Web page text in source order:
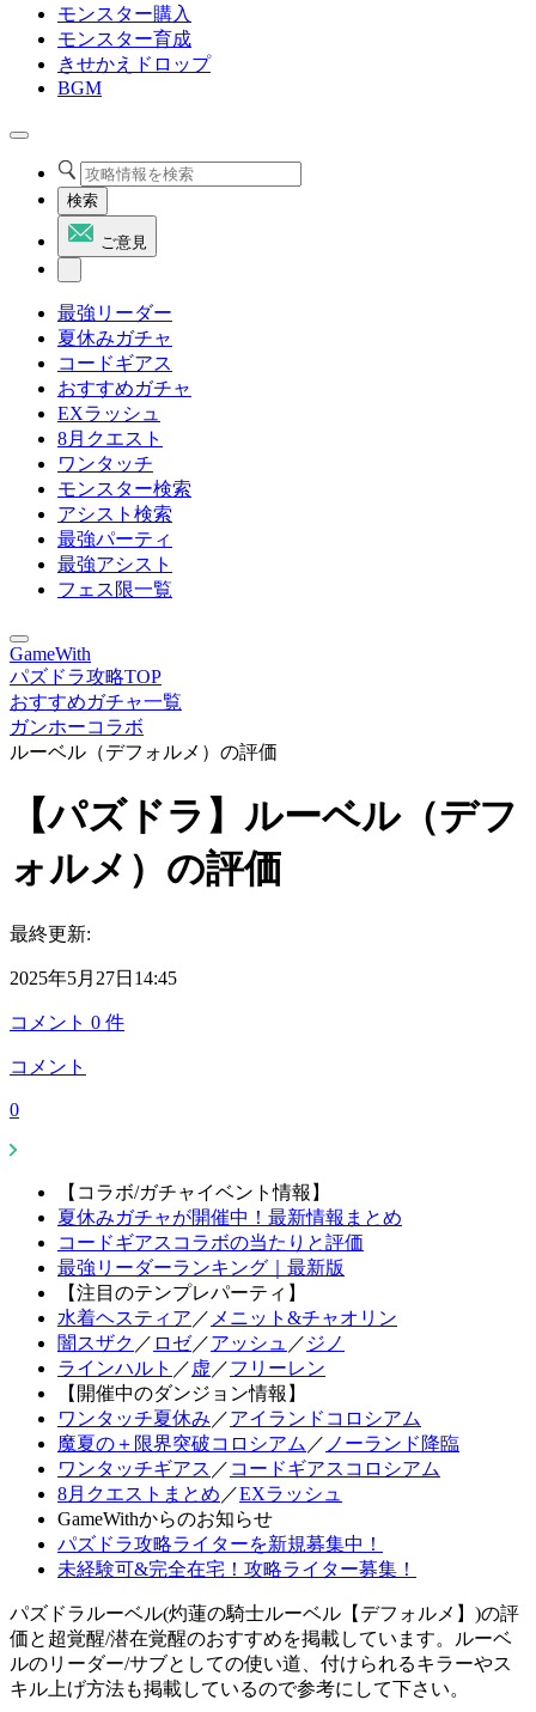
モンスター購入
モンスター育成
きせかえドロップ
BGM
検索
ご意見
最強リーダー
夏休みガチャ
コードギアス
おすすめガチャ
EXラッシュ
8月クエスト
ワンタッチ
モンスター検索
アシスト検索
最強パーティ
最強アシスト
フェス限一覧
GameWith
パズドラ攻略TOP
おすすめガチャ一覧
ガンホーコラボ
ルーベル（デフォルメ）の評価
【パズドラ】ルーベル（デフ
ォルメ）の評価
最終更新:
2025年5月27日14:45
コメント 0 件
コメント
0
【コラボ/ガチャイベント情報】
夏休みガチャが開催中！最新情報まとめ
コードギアスコラボの当たりと評価
最強リーダーランキング｜最新版
【注目のテンプレパーティ】
水着ヘスティア ／ メニット&チャオリン
闇スザク ／ ロゼ／アッシュ ／ ジノ
ラインハルト ／ 虚 ／フリーレン
【開催中のダンジョン情報】
ワンタッチ夏休み ／アイランドコロシアム
魔夏の＋限界突破コロシアム ／ ノーランド降臨
ワンタッチギアス ／ コードギアスコロシアム
8月クエストまとめ ／EXラッシュ
GameWithからのお知らせ
パズドラ攻略ライターを新規募集中！
未経験可&完全在宅！攻略ライター募集！
パズドラルーベル(灼蓮の騎士ルーベル【デフォルメ】)の評
価と超覚醒/潜在覚醒のおすすめを掲載しています。ルーベ
ルのリーダー/サブとしての使い道、付けられるキラーやス
キル上げ方法も掲載しているので参考にして下さい。